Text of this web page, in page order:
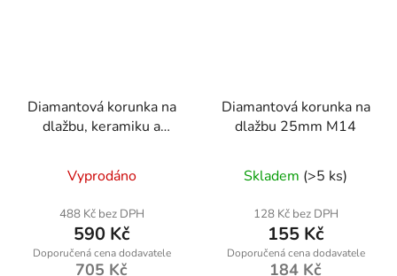
Diamantová korunka na
dlažbu, keramiku a
Vyprodáno
488 Kč bez DPH
590 Kč
705 Kč
Diamantová korunka na
dlažbu 25mm M14
Skladem (>5 ks)
128 Kč bez DPH
155 Kč
184 Kč